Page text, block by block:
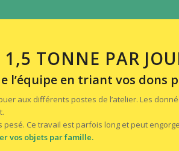
1,5 TONNE PAR
l’équipe en triant vos dons
aux différents postes de l’atelier. Les
Ce travail est parfois long et peut
vos objets par famille.